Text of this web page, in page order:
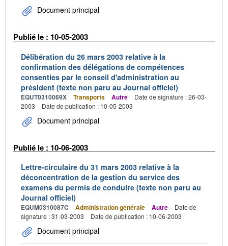
Document principal
Publié le : 10-05-2003
Délibération du 26 mars 2003 relative à la
confirmation des délégations de compétences
consenties par le conseil d'administration au
président (texte non paru au Journal officiel)
EQUT0310069X Transports Autre
Date de signature : 26-03-
2003
Date de publication : 10-05-2003
Document principal
Publié le : 10-06-2003
Lettre-circulaire du 31 mars 2003 relative à la
déconcentration de la gestion du service des
examens du permis de conduire (texte non paru au
Journal officiel)
EQUM0310087C Administration générale Autre
Date de
signature : 31-03-2003
Date de publication : 10-06-2003
Document principal